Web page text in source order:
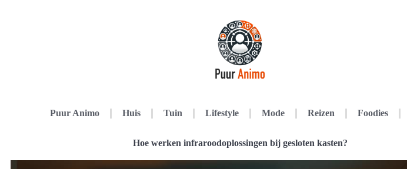
Puur Animo Huis Tuin Lifestyle Mode Reizen Foodies
Hoe werken infraroodoplossingen bij gesloten kasten?